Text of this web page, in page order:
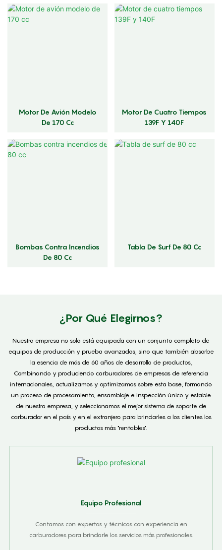
Motor De Avión Modelo
De 170 Cc
Motor De Cuatro Tiempos
139F Y 140F
Bombas Contra Incendios
De 80 Cc
Tabla De Surf De 80 Cc
¿Por Qué Elegirnos?
Nuestra empresa no solo está equipada con un conjunto completo de
equipos de producción y prueba avanzados, sino que también absorbe
la esencia de más de 60 años de desarrollo de productos,
Combinando y produciendo carburadores de empresas de referencia
internacionales, actualizamos y optimizamos sobre esta base, formando
un proceso de procesamiento, ensamblaje e inspección único y estable
de nuestra empresa, y seleccionamos el mejor sistema de soporte de
carburador en el país y en el extranjero para brindarles a los clientes los
productos más "rentables".
Equipo Profesional
Contamos con expertos y técnicos con experiencia en
carburadores para brindarle los servicios más profesionales.